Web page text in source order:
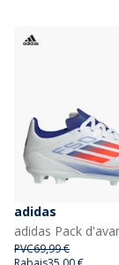
adidas
PVC69,99 €